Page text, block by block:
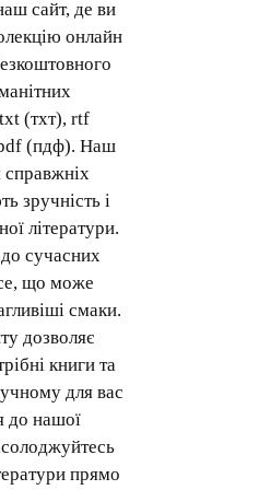
сайт, де ви
онлайн
(тхт), rtf
(пдф). Наш
справжніх
зручність і
літератури.
сучасних
що може
смаки.
дозволяє
книги та
для вас
до нашої
прямо